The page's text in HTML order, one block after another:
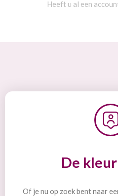
Heeft u al een
De
Of je nu op zoek bent naar